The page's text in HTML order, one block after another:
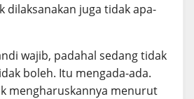
dilaksanakan juga tidak apa-
wajib, padahal sedang tidak
boleh. Itu mengada-ada.
mengharuskannya menurut